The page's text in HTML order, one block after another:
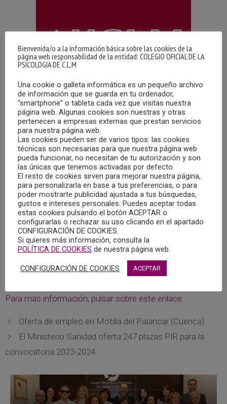
La Universidad de Castilla-La Mancha va a realizar en
Toledo un curso de verano denominado “Prevención e
intervención de la conducta suicida” de 1 crédito ECTS, los
días 20 y 21 de septiembre de 2023, en el Aula Magna
(Fábrica de Armas).
El curso va dirigido tanto a estudiantes universitarios de
Grado y Postgrado, como a profesionales de la Medicina,
Enfermería, Psicología, Trabajo Social, Educación,
Periodismo, y en general, a todos aquellos interesados en
aumentar conocimiento sobre la comprensión y abordaje
de la conducta suicida.
Precio 40 euros para externos y 20 euros para estudiantes
de la UCLM.
Para más información, pulsar sobre este enlace.
Oferta de empleo en Motilla del Palancar (Cuenca)
El Ministerio Sanidad oferta 247 plazas PIR para la
convocatoria 2023-2024
Bienvenida/o a la información básica sobre las cookies de la
página web responsabilidad de la entidad: COLEGIO OFICIAL DE LA
PSICOLOGIA DE C.L.M
Una cookie o galleta informática es un pequeño archivo
de información que se guarda en tu ordenador,
“smartphone” o tableta cada vez que visitas nuestra
página web. Algunas cookies son nuestras y otras
pertenecen a empresas externas que prestan servicios
para nuestra página web.
Las cookies pueden ser de varios tipos: las cookies
técnicas son necesarias para que nuestra página web
pueda funcionar, no necesitan de tu autorización y son
las únicas que tenemos activadas por defecto.
El resto de cookies sirven para mejorar nuestra página,
para personalizarla en base a tus preferencias, o para
poder mostrarte publicidad ajustada a tus búsquedas,
gustos e intereses personales. Puedes aceptar todas
estas cookies pulsando el botón ACEPTAR o
configurarlas o rechazar su uso clicando en el apartado
CONFIGURACIÓN DE COOKIES.
Si quieres más información, consulta la
POLÍTICA DE COOKIES de nuestra página web.
CONFIGURACIÓN DE COOKIES ACEPTAR